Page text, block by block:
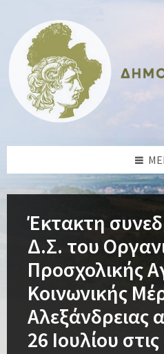
content
sidebar
sidebar
footer
Έκτακτη
Δ.Σ. του
Προσχολικής
Κοινωνικής
Αλεξάνδρειας
26 Ιουλίου